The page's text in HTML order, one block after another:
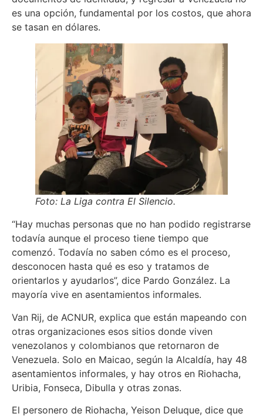
es una opción, fundamental por los costos, que ahora
se tasan en dólares.
Foto: La Liga contra El Silencio.
“Hay muchas personas que no han podido registrarse
todavía aunque el proceso tiene tiempo que
comenzó. Todavía no saben cómo es el proceso,
desconocen hasta qué es eso y tratamos de
orientarlos y ayudarlos”, dice Pardo González. La
mayoría vive en asentamientos informales.
Van Rij, de ACNUR, explica que están mapeando con
otras organizaciones esos sitios donde viven
venezolanos y colombianos que retornaron de
Venezuela. Solo en Maicao, según la Alcaldía, hay 48
asentamientos informales, y hay otros en Riohacha,
Uribia, Fonseca, Dibulla y otras zonas.
El personero de Riohacha, Yeison Deluque, dice que